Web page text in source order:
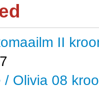
II
Olivia 08